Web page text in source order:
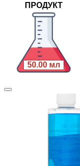
ПРОДУКТ
50.00 мл